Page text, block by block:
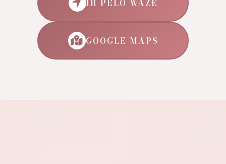
IR PELO WAZE
GOOGLE MAPS